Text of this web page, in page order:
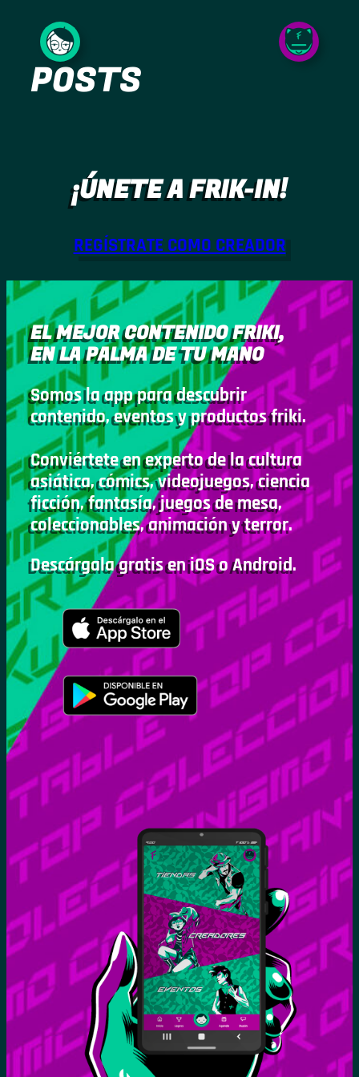
contenido
POSTS
¡ÚNETE A FRIK-IN!
REGÍSTRATE COMO CREADOR
EL MEJOR CONTENIDO FRIKI,
EN LA PALMA DE TU MANO
Somos la app para descubrir
contenido, eventos y productos friki.
Conviértete en experto de la cultura
asiática, cómics, videojuegos, ciencia
ficción, fantasía, juegos de mesa,
coleccionables, animación y terror.
Descárgala gratis en iOS o Android.